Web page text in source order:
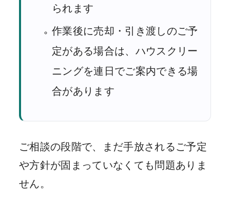
られます
作業後に売却・引き渡しのご予
定がある場合は、ハウスクリー
ニングを連日でご案内できる場
合があります
ご相談の段階で、まだ手放されるご予定
や方針が固まっていなくても問題ありま
せん。